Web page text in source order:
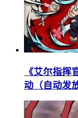
《艾尔指挥
动（自动发